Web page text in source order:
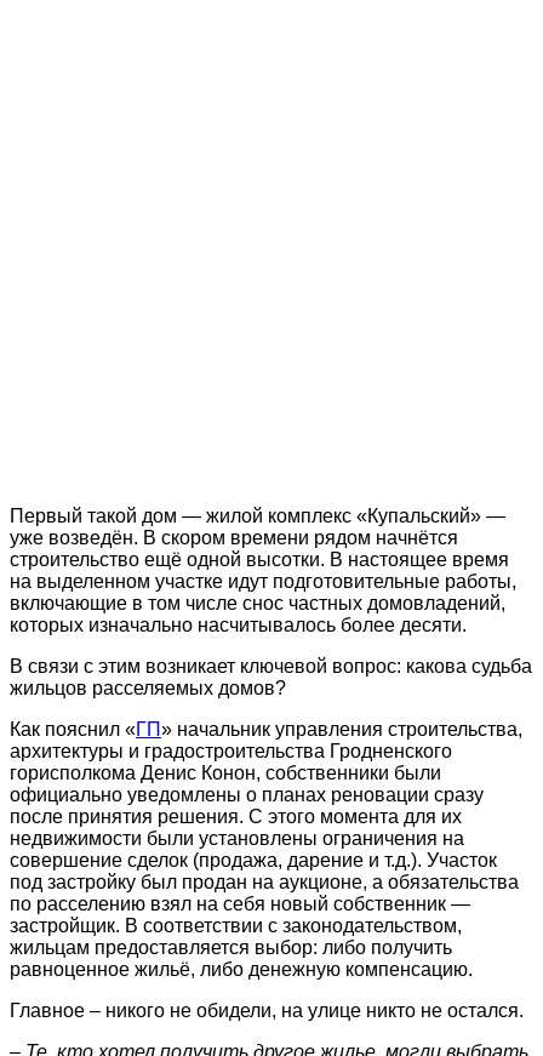
Первый такой дом — жилой комплекс «Купальский» —
уже возведён. В скором времени рядом начнётся
строительство ещё одной высотки. В настоящее время
на выделенном участке идут подготовительные работы,
включающие в том числе снос частных домовладений,
которых изначально насчитывалось более десяти.
В связи с этим возникает ключевой вопрос: какова судьба
жильцов расселяемых домов?
Как пояснил «ГП» начальник управления строительства,
архитектуры и градостроительства Гродненского
горисполкома Денис Конон, собственники были
официально уведомлены о планах реновации сразу
после принятия решения. С этого момента для их
недвижимости были установлены ограничения на
совершение сделок (продажа, дарение и т.д.). Участок
под застройку был продан на аукционе, а обязательства
по расселению взял на себя новый собственник —
застройщик. В соответствии с законодательством,
жильцам предоставляется выбор: либо получить
равноценное жильё, либо денежную компенсацию.
Главное – никого не обидели, на улице никто не остался.
– Те, кто хотел получить другое жилье, могли выбрать